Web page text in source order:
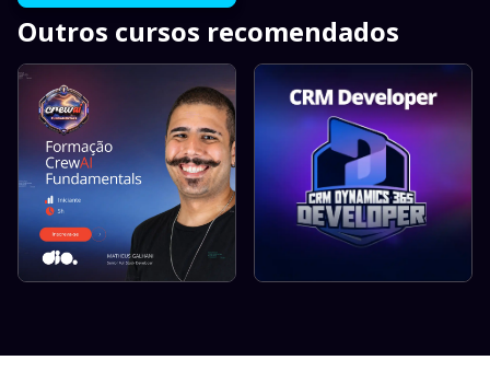
Outros cursos recomendados